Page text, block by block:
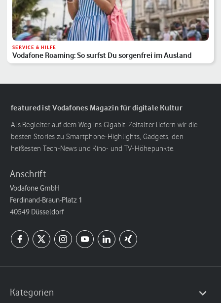
SERVICE & HILFE
Vodafone Roaming: So surfst Du sorgenfrei im Ausland
featured ist Vodafones Magazin für digitale Kultur
Als Begleiter auf dem Weg ins Gigabit-Zeitalter liefern wir die
besten Stories zu Smartphone-Highlights, Gadgets, den
heißesten Tech-News und Kino- und TV-Höhepunkte.
Anschrift
Vodafone GmbH
Ferdinand-Braun-Platz 1
40549 Düsseldorf
Kategorien